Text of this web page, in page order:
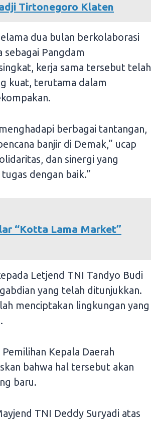
Tirtonegoro Klaten
dua bulan berkolaborasi
sebagai Pangdam
kerja sama tersebut telah
kuat, terutama dalam
berbagai tantangan,
banjir di Demak,” ucap
dan sinergi yang
dengan baik.”
“Kotta Lama Market”
Letjend TNI Tandyo Budi
yang telah ditunjukkan.
menciptakan lingkungan yang
Kepala Daerah
bahwa hal tersebut akan
baru.
TNI Deddy Suryadi atas